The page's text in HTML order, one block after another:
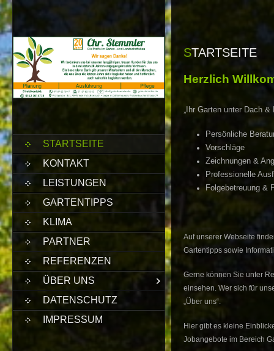
STARTSEITE
KONTAKT
LEISTUNGEN
GARTENTIPPS
KLIMA
PARTNER
REFERENZEN
ÜBER UNS
DATENSCHUTZ
IMPRESSUM
STARTSEITE
Herzlich
„Ihr Garten unter Dach &
Persönliche
Vorschläge
Zeichnungen &
Professionelle
Folgebetreuung &
Auf unserer Webseite
Gartentipps sowie
Gerne können Sie unter
einsehen. Wer sich für
„Über uns“.
Hier gibt es kleine
Jobangebote im Bereich